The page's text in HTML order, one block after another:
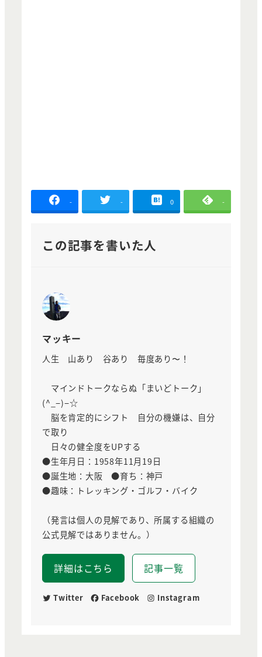
- - 0 -
この記事を書いた人
マッキー
人生 山あり 谷あり 毎度あり〜！
マインドトークならぬ「まいどトーク」
(^_−)−☆
脳を肯定的にシフト 自分の機嫌は、自分
で取り
日々の健全度をUPする
●生年月日：1958年11月19日
●誕生地：大阪 ●育ち：神戸
●趣味：トレッキング・ゴルフ・バイク
（発言は個人の見解であり、所属する組織の
公式見解ではありません。）
詳細はこちら 記事一覧
Twitter Facebook Instagram